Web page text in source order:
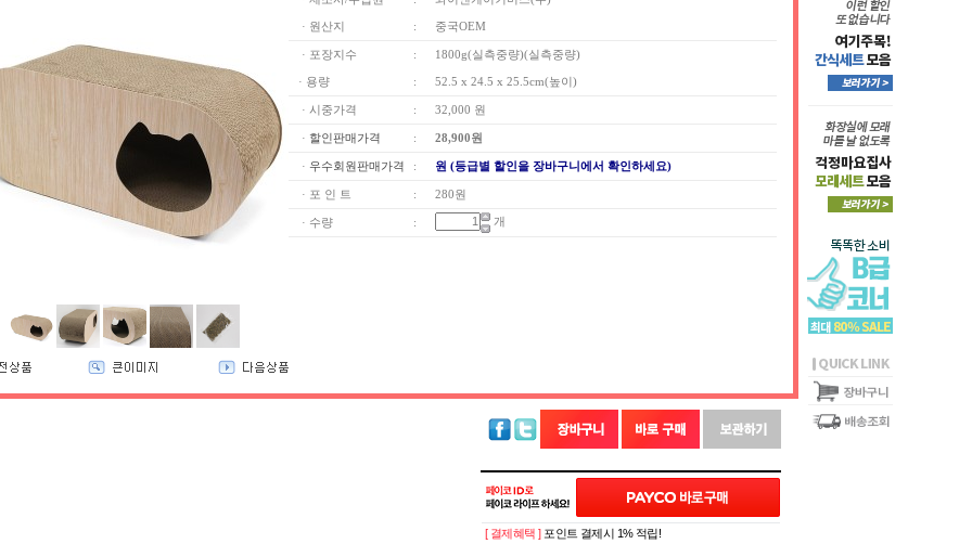
· 원산지 : 중국OEM
· 포장지수 : 1800g(실측중량)(실측중량)
· 용량 : 52.5 x 24.5 x 25.5cm(높이)
· 시중가격 : 32,000 원
· 할인판매가격 : 28,900원
· 우수회원판매가격 : 원 (등급별 할인을 장바구니에서 확인하세요)
· 포 인 트 : 280원
· 수량 : 개
[ 결제혜택 ] 포인트 결제시 1% 적립!